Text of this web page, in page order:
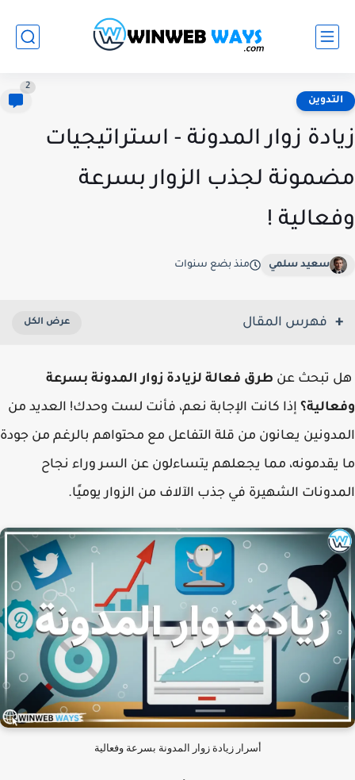
التدوين
2
زيادة زوار المدونة - استراتيجيات
مضمونة لجذب الزوار بسرعة
وفعالية !
سعيد سلمي منذ بضع سنوات
فهرس المقال
هل تبحث عن طرق فعالة لزيادة زوار المدونة بسرعة
وفعالية؟ إذا كانت الإجابة نعم، فأنت لست وحدك! العديد من
المدونين يعانون من قلة التفاعل مع محتواهم بالرغم من جودة
ما يقدمونه، مما يجعلهم يتساءلون عن السر وراء نجاح
المدونات الشهيرة في جذب الآلاف من الزوار يوميًا.
أسرار زيادة زوار المدونة بسرعة وفعالية